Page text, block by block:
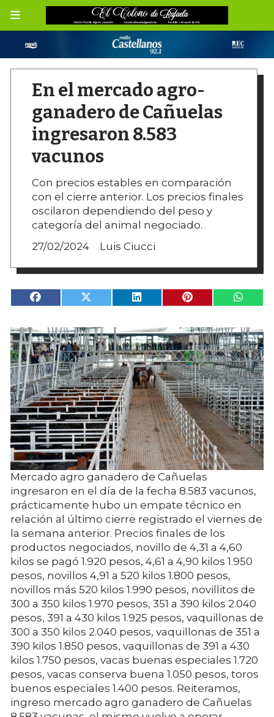
En el mercado agro-
ganadero de Cañuelas
ingresaron 8.583
vacunos
Con precios estables en comparación
con el cierre anterior. Los precios finales
oscilaron dependiendo del peso y
categoría del animal negociado.
27/02/2024
Luis Ciucci
Mercado agro ganadero de Cañuelas
ingresaron en el día de la fecha 8.583 vacunos,
prácticamente hubo un empate técnico en
relación al último cierre registrado el viernes de
la semana anterior. Precios finales de los
productos negociados, novillo de 4,31 a 4,60
kilos se pagó 1.920 pesos, 4,61 a 4,90 kilos 1.950
pesos, novillos 4,91 a 520 kilos 1.800 pesos,
novillos más 520 kilos 1.990 pesos, novillitos de
300 a 350 kilos 1.970 pesos, 351 a 390 kilos 2.040
pesos, 391 a 430 kilos 1.925 pesos, vaquillonas de
300 a 350 kilos 2.040 pesos, vaquillonas de 351 a
390 kilos 1.850 pesos, vaquillonas de 391 a 430
kilos 1.750 pesos, vacas buenas especiales 1.720
pesos, vacas conserva buena 1.050 pesos, toros
buenos especiales 1.400 pesos. Reiteramos,
ingreso mercado agro ganadero de Cañuelas